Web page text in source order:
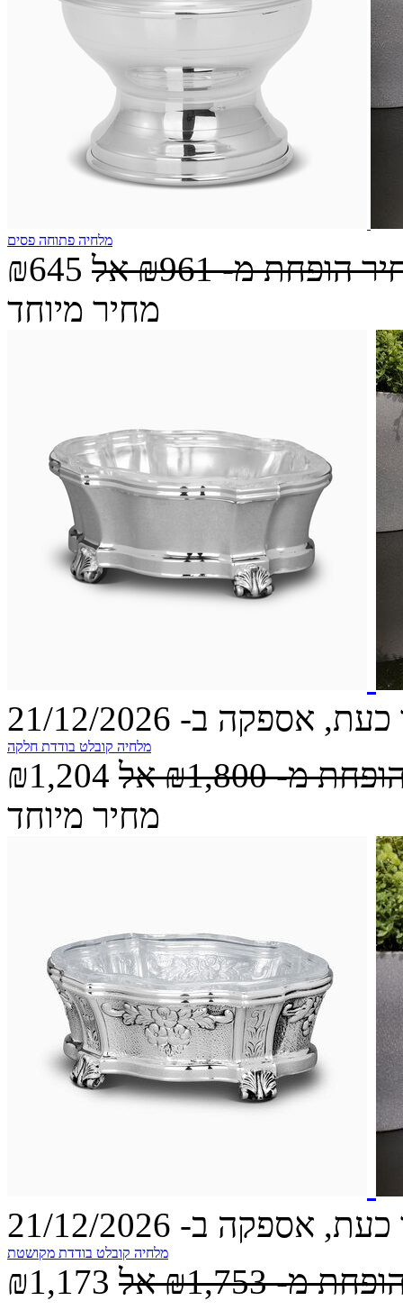
מלחיה פתוחה פסים
₪645 הופחת מ-₪961 אל
מחיר מיוחד
אספקה ב- 21/12/2026
מלחיה קובלט בודדת חלקה
₪1,204 מ-₪1,800 אל
מחיר מיוחד
אספקה ב- 21/12/2026
מלחיה קובלט בודדת מקושטת
₪1,173 מ-₪1,753 אל